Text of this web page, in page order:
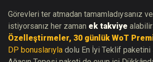
Görevleri ter atmadan tamamladıysanız
istiyorsanız her zaman ek takviye
Özelleştirmeler, 30 günlük WoT
DP bonuslarıyla dolu En İyi Teklif paketini